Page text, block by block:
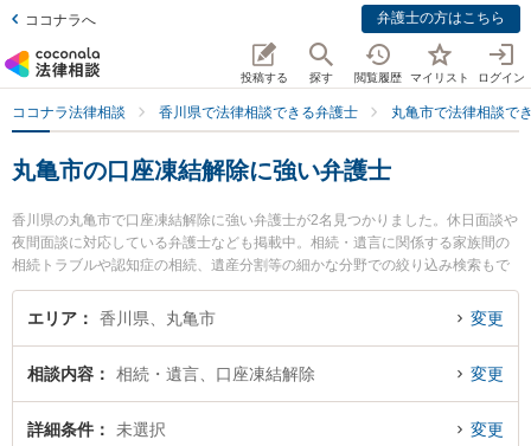
ココナラへ 弁護士の方はこちら
投稿する 探す 閲覧履歴 マイリスト ログイン
ココナラ法律相談 香川県で法律相談できる弁護士 丸亀市で法律相談で
丸亀市の口座凍結解除に強い弁護士
香川県の丸亀市で口座凍結解除に強い弁護士が2名見つかりました。休日面談や
夜間面談に対応している弁護士なども掲載中。相続・遺言に関係する家族間の
相続トラブルや認知症の相続、遺産分割等の細かな分野での絞り込み検索もで
き便利です。特にはるかぜ法律事務所の柳浦 清文弁護士や丸亀みらい法律事務
所の久保田 仁弁護士のプロフィール情報や弁護士費用、強みなどが注目されて
士を検索したい』『初回相談無料で口座凍結解除を法律相談できる丸亀市内の
弁護士に相談予約したい』などでお困りの相談者さんにおすすめです。
エリア 香川県、丸亀市 変更
相談内容 相続・遺言、口座凍結解除 変更
詳細条件 未選択 変更